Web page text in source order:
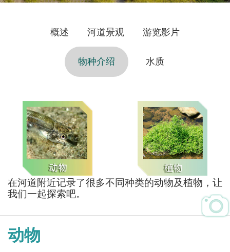
概述 河道景观 游览影片
物种介绍 水质
在河道附近记录了很多不同种类的动物及植物，让
我们一起探索吧。
动物